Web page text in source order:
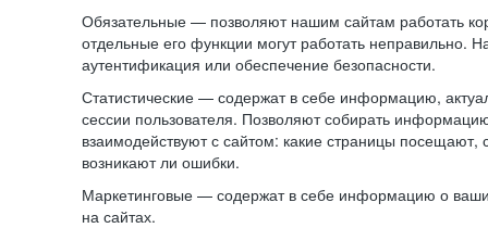
Обязательные — позволяют нашим сайтам работать
отдельные его функции могут работать неправильно.
аутентификация или обеспечение безопасности.
Статистические — содержат в себе информацию,
сессии пользователя. Позволяют собирать
взаимодействуют с сайтом: какие страницы посещают,
возникают ли ошибки.
Маркетинговые — содержат в себе информацию о
на сайтах.